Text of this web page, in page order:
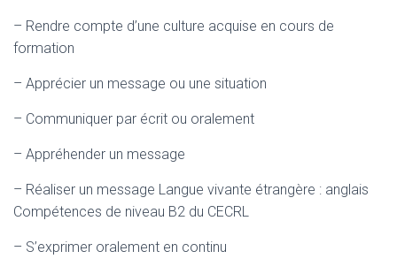
– Rendre compte d’une culture acquise en cours de
formation
– Apprécier un message ou une situation
– Communiquer par écrit ou oralement
– Appréhender un message
– Réaliser un message Langue vivante étrangère : anglais
Compétences de niveau B2 du CECRL
– S’exprimer oralement en continu